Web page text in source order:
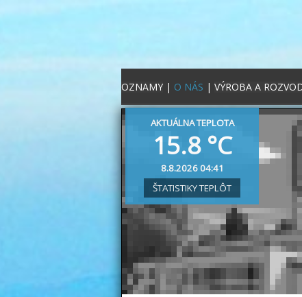
OZNAMY | O NÁS | VÝROBA A
AKTUÁLNA TEPLOTA
15.8 °C
8.8.2026 04:41
ŠTATISTIKY TEPLÔT